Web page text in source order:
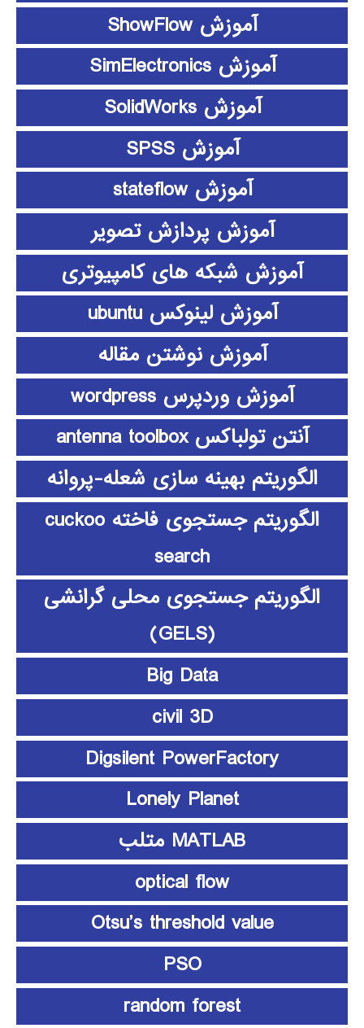
آموزش ShowFlow
آموزش SimElectronics
آموزش SolidWorks
آموزش SPSS
آموزش stateflow
آموزش پردازش تصویر
آموزش شبکه های کامپیوتری
آموزش لینوکس ubuntu
آموزش نوشتن مقاله
آموزش وردپرس wordpress
آنتن تولباکس antenna toolbox
الگوریتم بهینه سازی شعله-پروانه
الگوریتم جستجوی فاخته cuckoo
search
الگوریتم جستجوی محلی گرانشی
(GELS)
Big Data
civil 3D
Digsilent PowerFactory
Lonely Planet
MATLAB متلب
optical flow
Otsu’s threshold value
PSO
random forest